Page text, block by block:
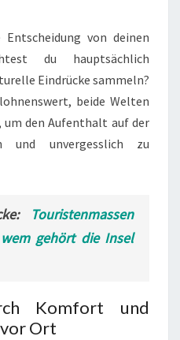
von deinen
du hauptsächlich
Eindrücke sammeln?
beide Welten
um den Aufenthalt auf der
und unvergesslich zu
Touristenmassen
gehört die Insel
Komfort und
Ort